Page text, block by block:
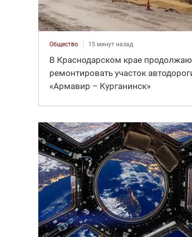
Общество 15 минут назад
В Краснодарском крае
ремонтировать участок
«Армавир – Курганинск»